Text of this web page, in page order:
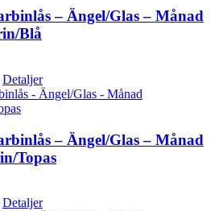
– Ängel/Glas – Månad
Blå
Detaljer
– Ängel/Glas – Månad
Topas
Detaljer